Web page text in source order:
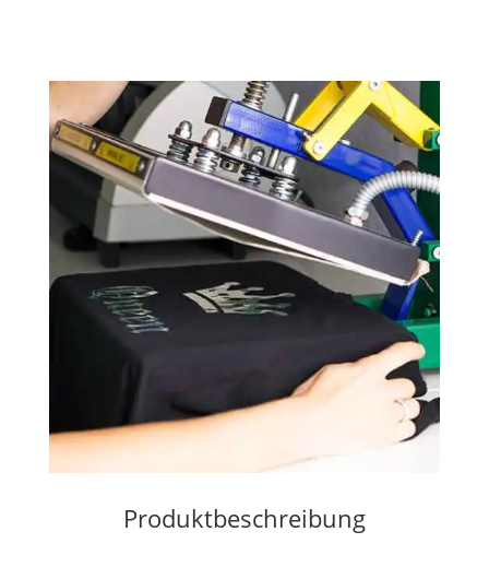
Produktbeschreibung